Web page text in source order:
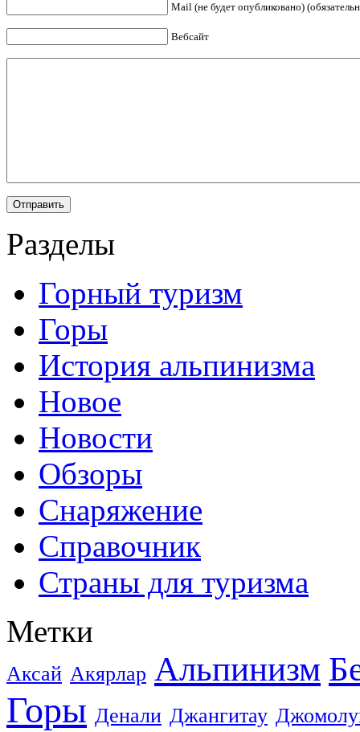
Mail (не будет опубликовано)
Вебсайт
Разделы
Горный туризм
Горы
История альпинизма
Новое
Новости
Обзоры
Снаряжение
Справочник
Страны для туризма
Метки
Аксай Акярлар Альпинизм
Горы Денали Джангитау